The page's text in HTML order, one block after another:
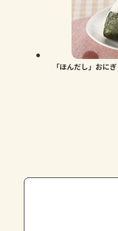
「ほんだし」おにぎ